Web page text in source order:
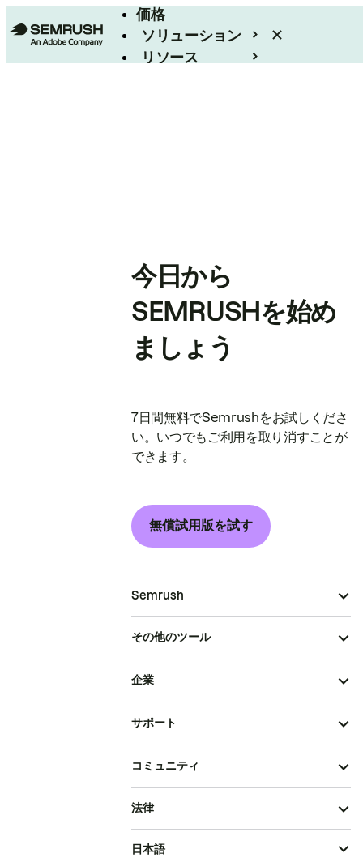
価格
ソリューション
リソース
今日から
SEMRUSHを始め
ましょう
7日間無料でSemrushをお試しくださ
い。いつでもご利用を取り消すことが
できます。
無償試用版を試す
Semrush
その他のツール
企業
サポート
コミュニティ
法律
日本語